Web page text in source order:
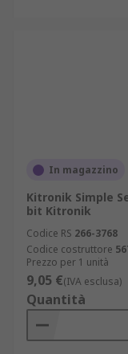
In magazzino
Kitronik Simple
bit Kitronik
Codice RS 266-3768
Codice costruttore
Prezzo per 1 unità
9,05 €(IVA esclusa)
Quantità